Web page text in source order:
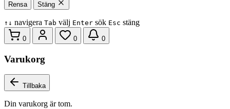
Rensa Stäng
↑ ↓ navigera Tab välj Enter sök Esc stäng
0 0 0
Varukorg
Tillbaka
Din varukorg är tom.